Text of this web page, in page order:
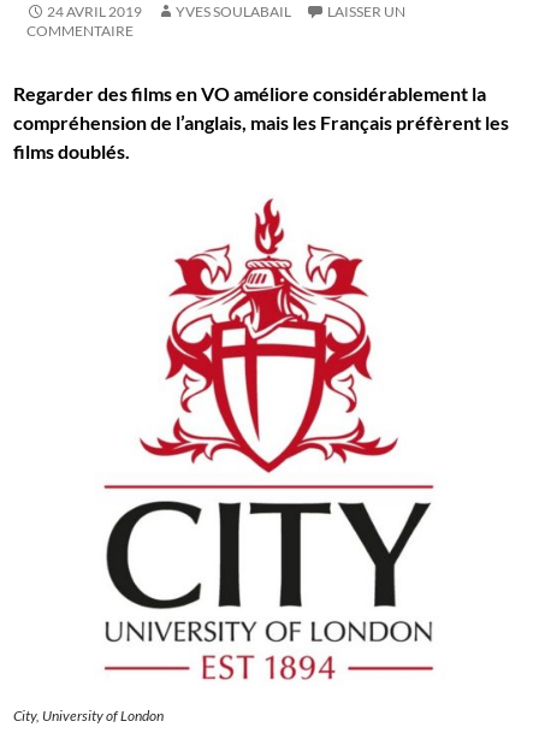
24 AVRIL 2019 YVES SOULABAIL
LAISSER UN
COMMENTAIRE
Regarder des films en VO améliore considérablement la
compréhension de l’anglais, mais les Français préfèrent les
films doublés.
City, University of London